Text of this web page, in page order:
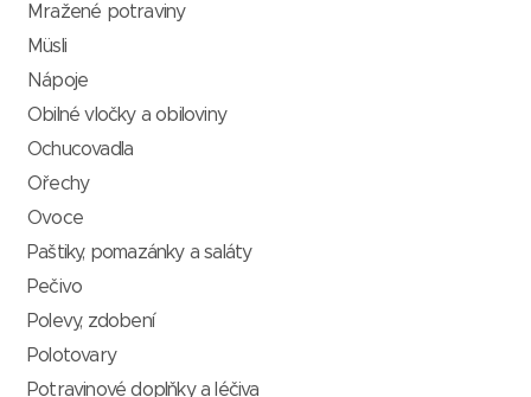
Mražené potraviny
Müsli
Nápoje
Obilné vločky a obiloviny
Ochucovadla
Ořechy
Ovoce
Paštiky, pomazánky a saláty
Pečivo
Polevy, zdobení
Polotovary
Potravinové doplňky a léčiva